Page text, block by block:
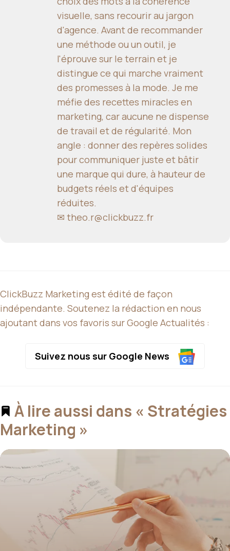
visuelle, sans recourir au jargon
d'agence. Avant de recommander
une méthode ou un outil, je
l'éprouve sur le terrain et je
distingue ce qui marche vraiment
des promesses à la mode. Je me
méfie des recettes miracles en
marketing, car aucune ne dispense
de travail et de régularité. Mon
angle : donner des repères solides
pour communiquer juste et bâtir
une marque qui dure, à hauteur de
budgets réels et d'équipes
réduites.
✉ theo.r@clickbuzz.fr
ClickBuzz Marketing est édité de façon
indépendante. Soutenez la rédaction en nous
ajoutant dans vos favoris sur Google Actualités :
Suivez nous sur Google News
À lire aussi dans « Stratégies
Marketing »